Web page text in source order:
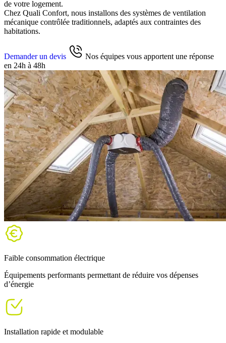
de votre logement.
Chez Quali Confort, nous installons des systèmes de ventilation
mécanique contrôlée traditionnels, adaptés aux contraintes des
habitations.
Demander un devis
Nos équipes vous apportent une réponse
en 24h à 48h
Faible consommation électrique
Équipements performants permettant de réduire vos dépenses
d’énergie
Installation rapide et modulable